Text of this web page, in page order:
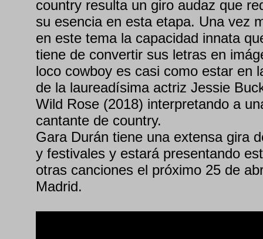
country resulta un giro audaz que
su esencia en esta etapa. Una vez
en este tema la capacidad innata
tiene de convertir sus letras en
loco cowboy es casi como estar en
de la laureadísima actriz Jessie
Wild Rose (2018) interpretando a
cantante de country.
Gara Durán tiene una extensa gira
y festivales y estará presentando
otras canciones el próximo 25 de
Madrid.